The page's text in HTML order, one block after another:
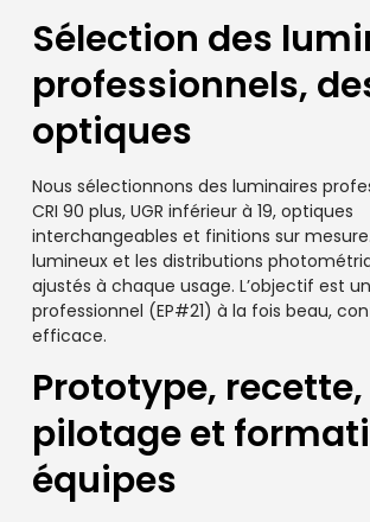
Sélection des
professionnels,
optiques
Nous sélectionnons des luminaires
CRI 90 plus, UGR inférieur à 19, optiques
interchangeables et finitions sur
lumineux et les distributions
ajustés à chaque usage. L’objectif est
professionnel (EP#21) à la fois beau,
efficace.
Prototype, recette,
pilotage et
équipes